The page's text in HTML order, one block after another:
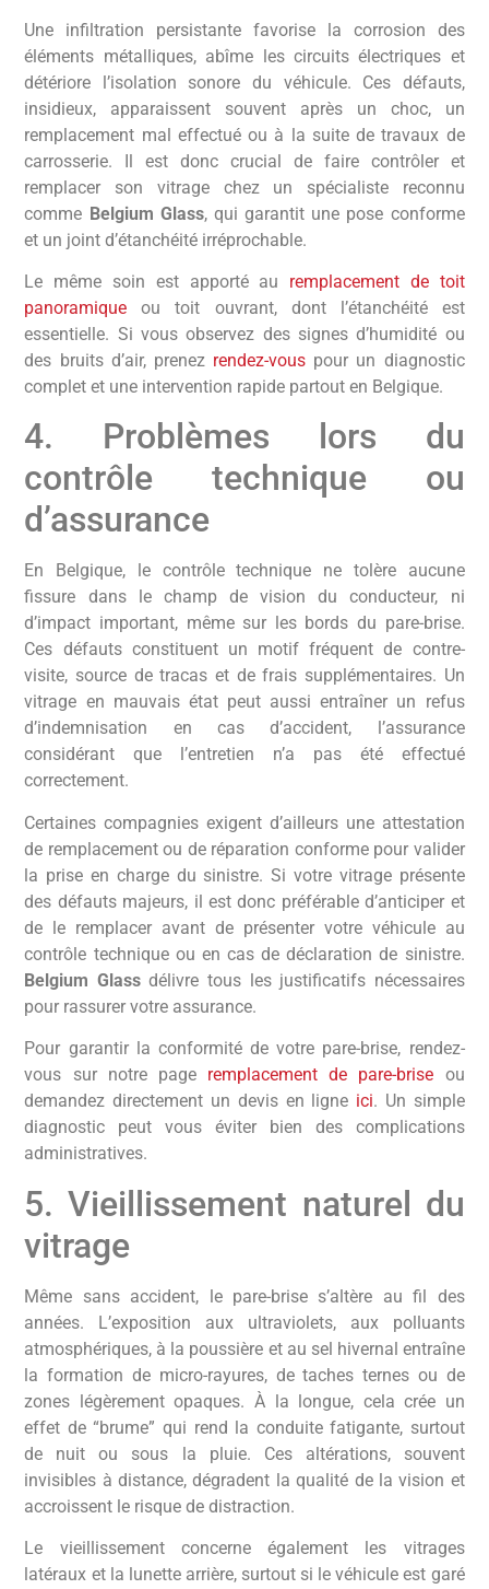
Une infiltration persistante favorise la corrosion des
éléments métalliques, abîme les circuits électriques et
détériore l’isolation sonore du véhicule. Ces défauts,
insidieux, apparaissent souvent après un choc, un
remplacement mal effectué ou à la suite de travaux de
carrosserie. Il est donc crucial de faire contrôler et
remplacer son vitrage chez un spécialiste reconnu
comme Belgium Glass, qui garantit une pose conforme
et un joint d’étanchéité irréprochable.
Le même soin est apporté au remplacement de toit
panoramique ou toit ouvrant, dont l’étanchéité est
essentielle. Si vous observez des signes d’humidité ou
des bruits d’air, prenez rendez-vous pour un diagnostic
complet et une intervention rapide partout en Belgique.
4. Problèmes lors du
contrôle technique ou
d’assurance
En Belgique, le contrôle technique ne tolère aucune
fissure dans le champ de vision du conducteur, ni
d’impact important, même sur les bords du pare-brise.
Ces défauts constituent un motif fréquent de contre-
visite, source de tracas et de frais supplémentaires. Un
vitrage en mauvais état peut aussi entraîner un refus
d’indemnisation en cas d’accident, l’assurance
considérant que l’entretien n’a pas été effectué
correctement.
Certaines compagnies exigent d’ailleurs une attestation
de remplacement ou de réparation conforme pour valider
la prise en charge du sinistre. Si votre vitrage présente
des défauts majeurs, il est donc préférable d’anticiper et
de le remplacer avant de présenter votre véhicule au
contrôle technique ou en cas de déclaration de sinistre.
Belgium Glassdélivre tous les justificatifs nécessaires
pour rassurer votre assurance.
Pour garantir la conformité de votre pare-brise, rendez-
vous sur notre page remplacement de pare-brise ou
demandez directement un devis en ligne ici. Un simple
diagnostic peut vous éviter bien des complications
administratives.
5. Vieillissement naturel du
vitrage
Même sans accident, le pare-brise s’altère au fil des
années. L’exposition aux ultraviolets, aux polluants
atmosphériques, à la poussière et au sel hivernal entraîne
la formation de micro-rayures, de taches ternes ou de
zones légèrement opaques. À la longue, cela crée un
effet de “brume” qui rend la conduite fatigante, surtout
de nuit ou sous la pluie. Ces altérations, souvent
invisibles à distance, dégradent la qualité de la vision et
accroissent le risque de distraction.
Le vieillissement concerne également les vitrages
latéraux et la lunette arrière, surtout si le véhicule est garé